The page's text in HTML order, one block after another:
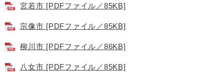
宮若市 [PDFファイル／85KB]
宗像市 [PDFファイル／85KB]
柳川市 [PDFファイル／86KB]
八女市 [PDFファイル／85KB]